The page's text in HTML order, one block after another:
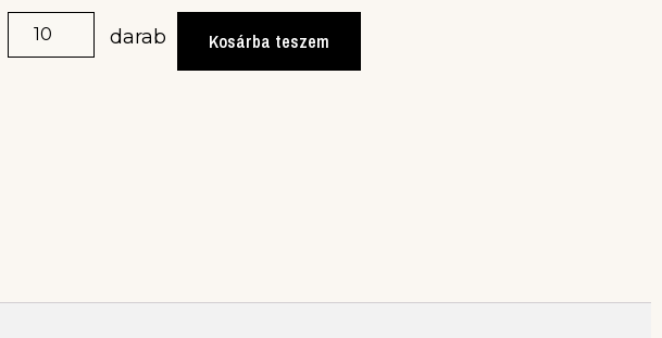
darab Kosárba teszem